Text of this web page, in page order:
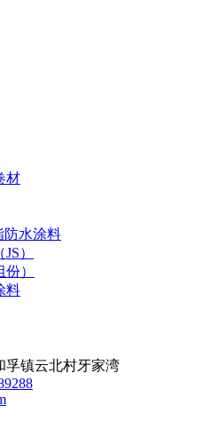
材
防水涂料
）
）
料
孚镇云北村牙家湾